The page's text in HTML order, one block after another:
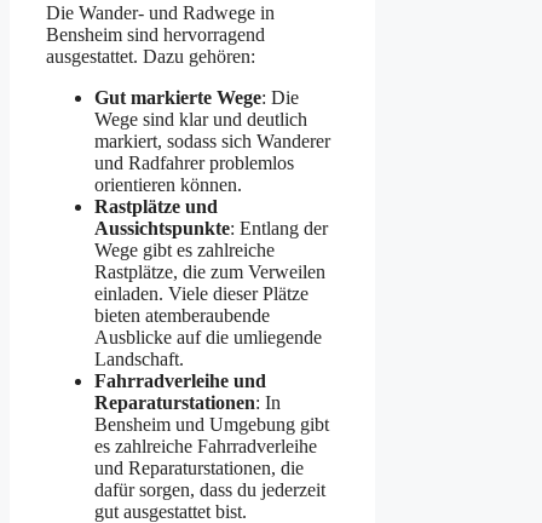
Die Wander- und Radwege in
Bensheim sind hervorragend
ausgestattet. Dazu gehören:
Gut markierte Wege: Die
Wege sind klar und deutlich
markiert, sodass sich Wanderer
und Radfahrer problemlos
orientieren können.
Rastplätze und
Aussichtspunkte: Entlang der
Wege gibt es zahlreiche
Rastplätze, die zum Verweilen
einladen. Viele dieser Plätze
bieten atemberaubende
Ausblicke auf die umliegende
Landschaft.
Fahrradverleihe und
Reparaturstationen: In
Bensheim und Umgebung gibt
es zahlreiche Fahrradverleihe
und Reparaturstationen, die
dafür sorgen, dass du jederzeit
gut ausgestattet bist.